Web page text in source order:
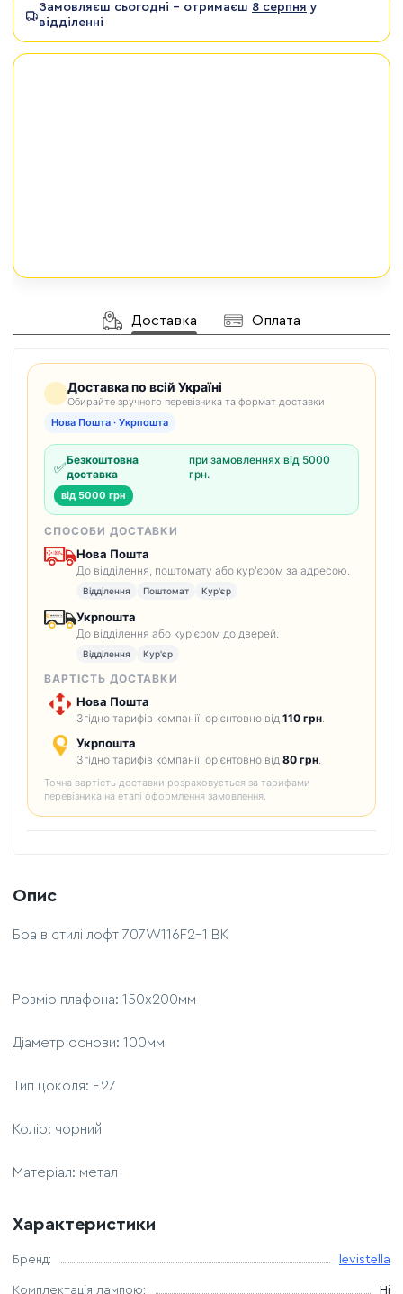
Замовляєш сьогодні - отримаєш 8 серпня у
відділенні
Доставка Оплата
Доставка по всій Україні
Обирайте зручного перевізника та формат доставки
Нова Пошта · Укрпошта
✅Безкоштовна
доставка
при замовленнях від 5000
грн.
від 5000 грн
СПОСОБИ ДОСТАВКИ
Нова Пошта
До відділення, поштомату або кур'єром за адресою.
Відділення Поштомат Кур'єр
Укрпошта
До відділення або кур'єром до дверей.
Відділення Кур'єр
ВАРТІСТЬ ДОСТАВКИ
Нова Пошта
Згідно тарифів компанії, орієнтовно від 110 грн
Укрпошта
Згідно тарифів компанії, орієнтовно від 80 грн
Точна вартість доставки розраховується за тарифами
перевізника на етапі оформлення замовлення.
Опис
Бра в стилі лофт 707W116F2-1 BK
Розмір плафона: 150х200мм
Діаметр основи: 100мм
Тип цоколя: Е27
Колір: чорний
Матеріал: метал
Характеристики
Бренд: levistella
Комплектація лампою: Ні